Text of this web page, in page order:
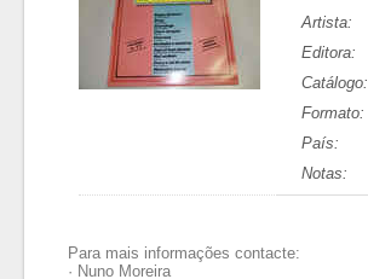
Artista:
Editora:
Catálogo:
Formato:
País:
Notas:
Para mais informações contacte:
· Nuno Moreira